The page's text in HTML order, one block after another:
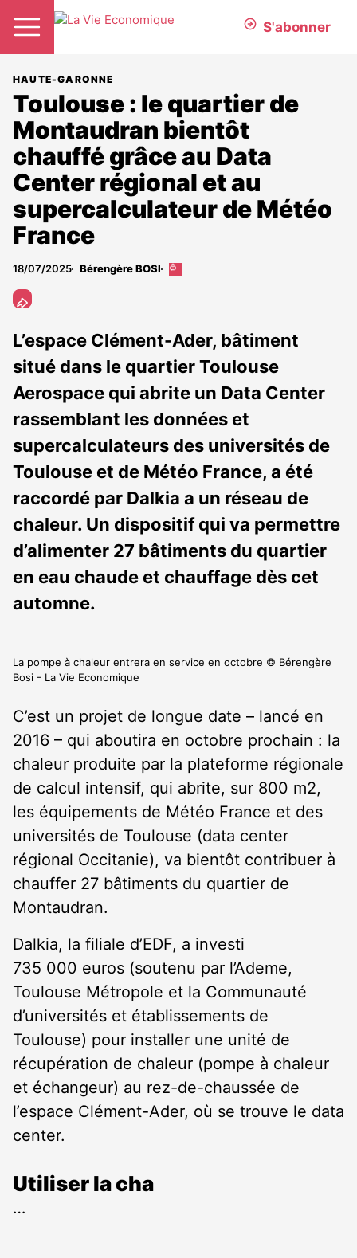
S'abonner
HAUTE-GARONNE
Toulouse : le quartier de
Montaudran bientôt
chauffé grâce au Data
Center régional et au
supercalculateur de Météo
France
18/07/2025 Bérengère BOSI
Cet
abonnés
L’espace Clément-Ader, bâtiment
situé dans le quartier Toulouse
Aerospace qui abrite un Data Center
rassemblant les données et
supercalculateurs des universités de
Toulouse et de Météo France, a été
raccordé par Dalkia a un réseau de
chaleur. Un dispositif qui va permettre
d’alimenter 27 bâtiments du quartier
en eau chaude et chauffage dès cet
automne.
La pompe à chaleur entrera en service en octobre © Bérengère
Bosi - La Vie Economique
C’est un projet de longue date – lancé en
2016 – qui aboutira en octobre prochain : la
chaleur produite par la plateforme régionale
de calcul intensif, qui abrite, sur 800 m2,
les équipements de Météo France et des
universités de Toulouse (data center
régional Occitanie), va bientôt contribuer à
chauffer 27 bâtiments du quartier de
Montaudran.
Dalkia, la filiale d’EDF, a investi
735 000 euros (soutenu par l’Ademe,
Toulouse Métropole et la Communauté
d’universités et établissements de
Toulouse) pour installer une unité de
récupération de chaleur (pompe à chaleur
et échangeur) au rez-de-chaussée de
l’espace Clément-Ader, où se trouve le data
center.
Utiliser la cha
…